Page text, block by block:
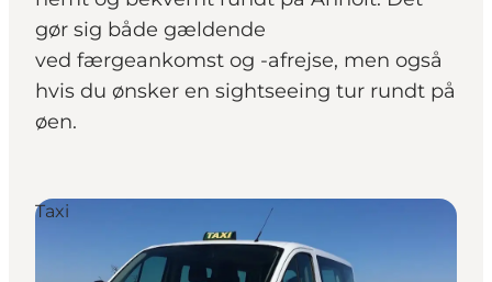
Transport
gør sig både gældende
ved færgeankomst og -afrejse, men også
hvis du ønsker en sightseeing tur rundt på
øen.
Taxi